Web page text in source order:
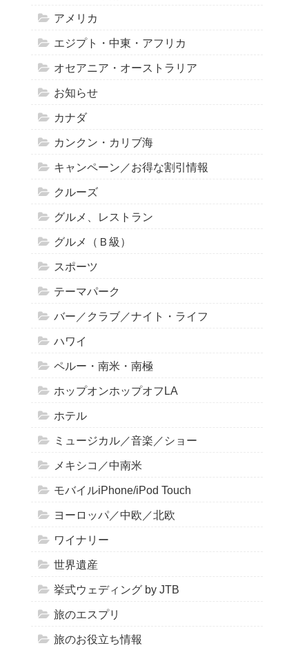
アメリカ
エジプト・中東・アフリカ
オセアニア・オーストラリア
お知らせ
カナダ
カンクン・カリブ海
キャンペーン／お得な割引情報
クルーズ
グルメ、レストラン
グルメ（Ｂ級）
スポーツ
テーマパーク
バー／クラブ／ナイト・ライフ
ハワイ
ペルー・南米・南極
ホップオンホップオフLA
ホテル
ミュージカル／音楽／ショー
メキシコ／中南米
モバイルiPhone/iPod Touch
ヨーロッパ／中欧／北欧
ワイナリー
世界遺産
挙式ウェディング by JTB
旅のエスプリ
旅のお役立ち情報